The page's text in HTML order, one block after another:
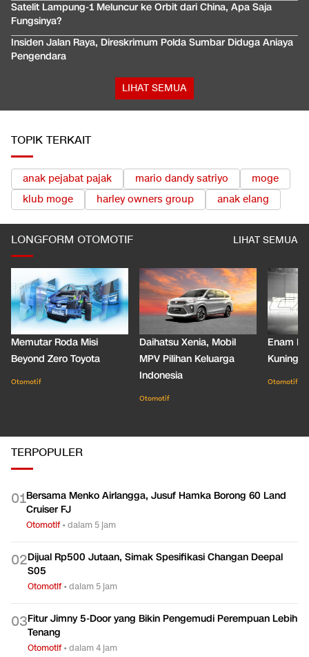
Satelit Lampung-1 Meluncur ke Orbit dari China, Apa Saja
Fungsinya?
Insiden Jalan Raya, Direskrimum Polda Sumbar Diduga Aniaya
Pengendara
LIHAT SEMUA
TOPIK TERKAIT
anak pejabat pajak mario dandy satriyo
moge
klub moge
harley owners group anak elang
LONGFORM OTOMOTIF LIHAT SEMUA
Memutar Roda Misi
Beyond Zero Toyota
Otomotif
Daihatsu Xenia, Mobil
MPV Pilihan Keluarga
Indonesia
Otomotif
Enam
Kuning
Otomotif
TERPOPULER
01Bersama Menko Airlangga, Jusuf Hamka Borong 60 Land
Cruiser FJ
Otomotif•dalam 5 jam
02Dijual Rp500 Jutaan, Simak Spesifikasi Changan Deepal
S05
Otomotif•dalam 5 jam
03Fitur Jimny 5-Door yang Bikin Pengemudi Perempuan Lebih
Tenang
Otomotif•dalam 4 jam